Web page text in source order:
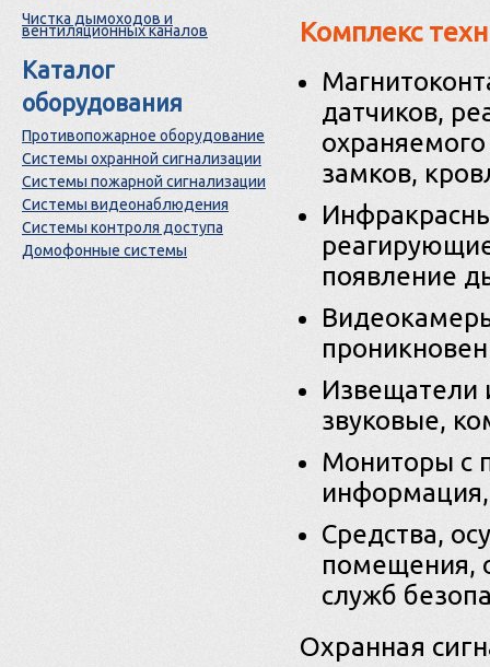
Чистка дымоходов и
вентиляционных каналов
Каталог
оборудования
Противопожарное оборудование
Системы охранной сигнализации
Системы пожарной сигнализации
Системы видеонаблюдения
Системы контроля доступа
Домофонные системы
Комплекс
датчиков,
замков,
появление
Извещатели
звуковые,
Мониторы с
Средства,
помещения,
служб
Охранная